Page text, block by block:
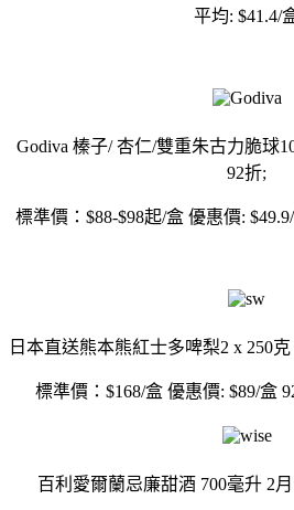
平均: $41.4/
Godiva 榛子/ 杏仁/雙重朱古力脆球
92折;
標準價：$88-$98起/盒 優惠價:
日本直送熊本熊紅士多啤梨2 x 250
標準價：$168/盒 優惠價: $89/盒
百利愛爾蘭忌廉甜酒 700毫升 2